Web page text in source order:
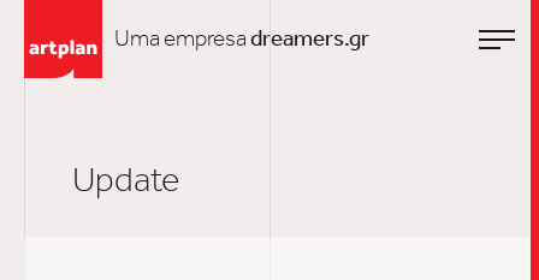
Uma empresadreamers.gr
Update